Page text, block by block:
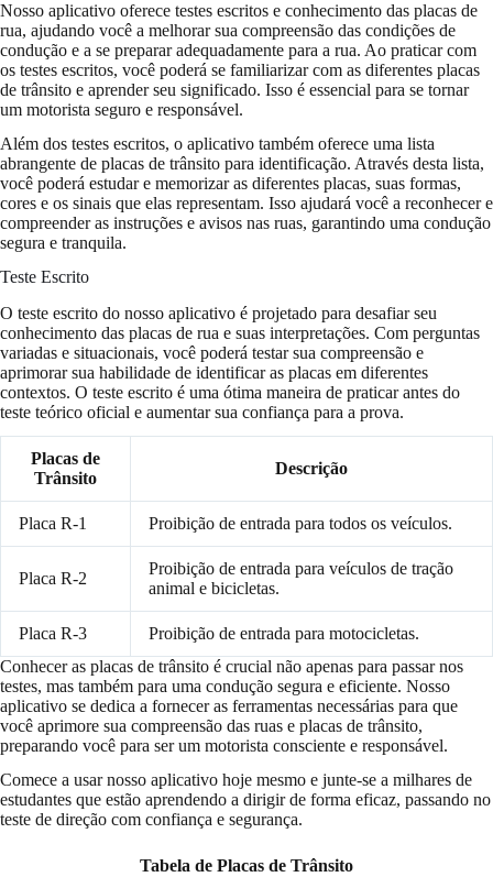
Nosso aplicativo oferece testes escritos e conhecimento das placas de
rua, ajudando você a melhorar sua compreensão das condições de
condução e a se preparar adequadamente para a rua. Ao praticar com
os testes escritos, você poderá se familiarizar com as diferentes placas
de trânsito e aprender seu significado. Isso é essencial para se tornar
um motorista seguro e responsável.
Além dos testes escritos, o aplicativo também oferece uma lista
abrangente de placas de trânsito para identificação. Através desta lista,
você poderá estudar e memorizar as diferentes placas, suas formas,
cores e os sinais que elas representam. Isso ajudará você a reconhecer e
compreender as instruções e avisos nas ruas, garantindo uma condução
segura e tranquila.
Teste Escrito
O teste escrito do nosso aplicativo é projetado para desafiar seu
conhecimento das placas de rua e suas interpretações. Com perguntas
variadas e situacionais, você poderá testar sua compreensão e
aprimorar sua habilidade de identificar as placas em diferentes
contextos. O teste escrito é uma ótima maneira de praticar antes do
teste teórico oficial e aumentar sua confiança para a prova.
Placas de
Trânsito
Descrição
Placa R-1 Proibição de entrada para todos os veículos.
Placa R-2
Proibição de entrada para veículos de tração
animal e bicicletas.
Placa R-3
Proibição de entrada para motocicletas.
Conhecer as placas de trânsito é crucial não apenas para passar nos
testes, mas também para uma condução segura e eficiente. Nosso
aplicativo se dedica a fornecer as ferramentas necessárias para que
você aprimore sua compreensão das ruas e placas de trânsito,
preparando você para ser um motorista consciente e responsável.
Comece a usar nosso aplicativo hoje mesmo e junte-se a milhares de
estudantes que estão aprendendo a dirigir de forma eficaz, passando no
teste de direção com confiança e segurança.
Tabela de Placas de Trânsito